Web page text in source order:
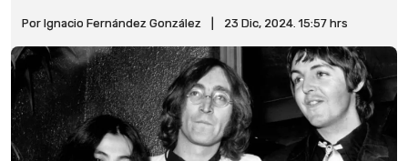
Por Ignacio Fernández González 23 Dic, 2024. 15:57 hrs